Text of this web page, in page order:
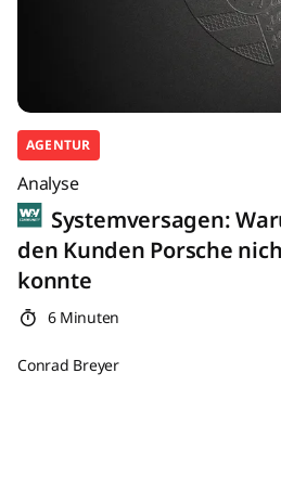
AGENTUR
Analyse
Systemversagen:
den Kunden Porsche
konnte
6 Minuten
Conrad Breyer